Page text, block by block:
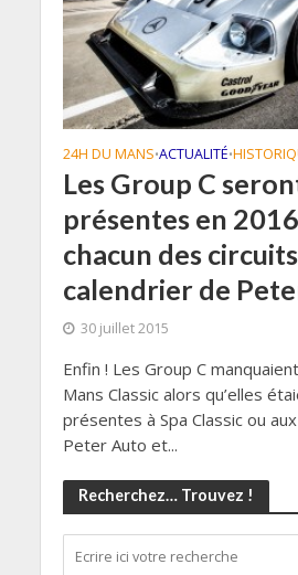
24H DU MANS•ACTUALITÉ•
Les Group C
présentes en
chacun des
calendrier de
30 juillet 2015
Enfin ! Les Group C
Mans Classic alors qu’elles
présentes à Spa Classic ou
Peter Auto et...
Recherchez… Trouvez !